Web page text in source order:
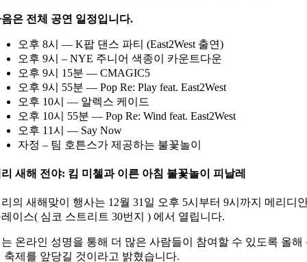
은 전체 공연 일정입니다.
오후 8시 — K팝 댄스 파티 (East2West 출연)
오후 9시 – NYE 주니어 색종이 카운트다운
오후 9시 15분 — CMAGIC5
오후 9시 55분 — Pop Re: Play feat. East2West
오후 10시 — 알렉스 케이드
오후 10시 55분 — Pop Re: Wind feat. East2West
오후 11시 — Say Now
자정 – 팀 호튼스가 제공하는 불꽃놀이
새해 전야: 킴 미첼과 이른 아침 불꽃놀이 피날레
의 새해맞이 행사는 12월 31일 오후 5시부터 9시까지 메리디
이스( 심코 스트리트 30번지 ) 에서 열립니다.
온라인 성명을 통해 더 많은 사람들이 참여할 수 있도록 올해
축제를 앞당길 것이라고 밝혔습니다.